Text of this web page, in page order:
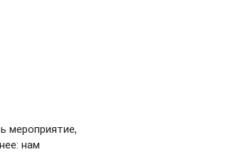
мероприятие,
нам